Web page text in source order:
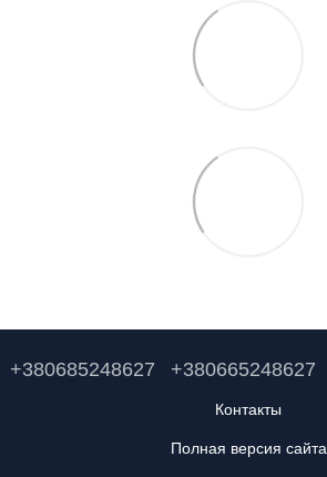
+380685248627 +380665248627
Контакты
Полная версия сайта